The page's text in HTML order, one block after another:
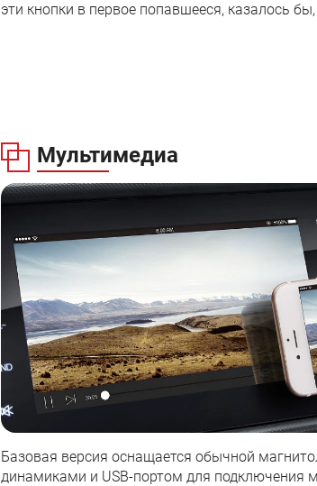
эти кнопки в первое попавшееся, казалось
Мультимедиа
Базовая версия оснащается обычной
динамиками и USB-портом для подключения